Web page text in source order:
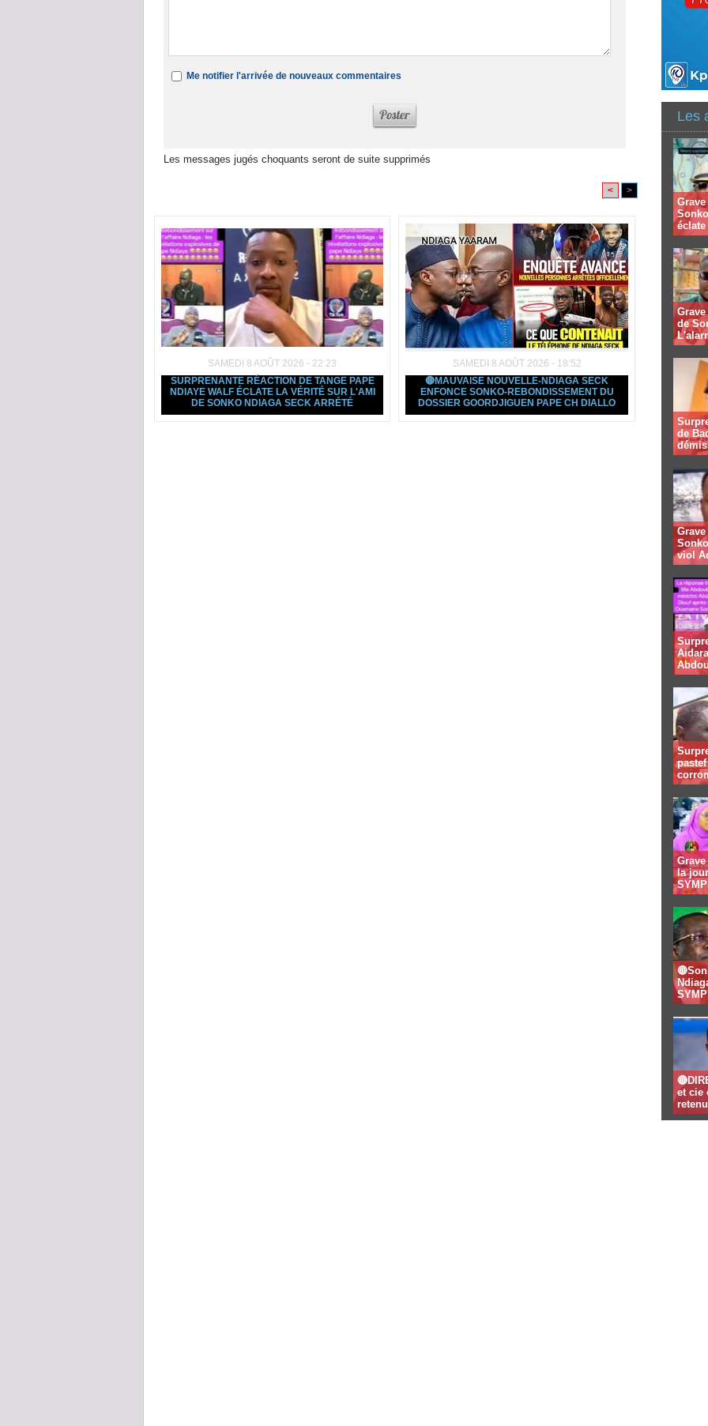
Me notifier l'arrivée de nouveaux commentaires
Les messages jugés choquants seront de suite supprimés
< >
SAMEDI 8 AOÛT 2026 - 22:23
SURPRENANTE RÉACTION DE TANGE PAPE
NDIAYE WALF ÉCLATE LA VÉRITÉ SUR L'AMI
DE SONKO NDIAGA SECK ARRÉTÉ
SAMEDI 8 AOÛT 2026 - 18:52
🔴MAUVAISE NOUVELLE-NDIAGA SECK
ENFONCE SONKO-REBONDISSEMENT DU
DOSSIER GOORDJIGUEN PAPE CH DIALLO
Les
de
de
viol
la
et cie